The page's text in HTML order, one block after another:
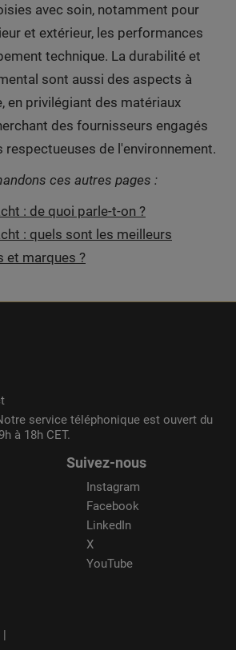
avec soin, notamment pour
et extérieur, les performances
technique. La durabilité et
sont aussi des aspects à
en privilégiant des matériaux
des fournisseurs engagés
respectueuses de l'environnement.
ces autres pages :
: de quoi parle-t-on ?
: quels sont les meilleurs
et marques ?
service téléphonique est ouvert du
à 18h CET.
Suivez-nous
Instagram
Facebook
LinkedIn
X
YouTube